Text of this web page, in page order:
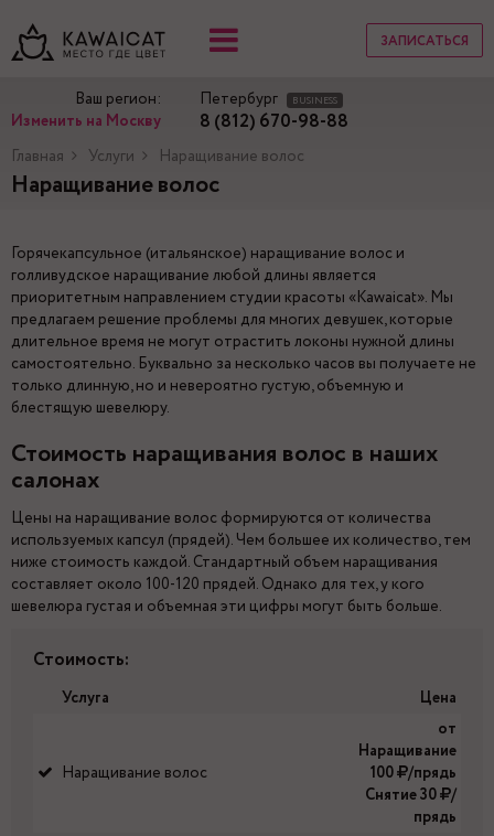
ЗАПИСАТЬСЯ
Ваш регион:
Изменить на Москву
Петербург BUSINESS
8 (812) 670-98-88
Главная Услуги Наращивание волос
Наращивание волос
Горячекапсульное (итальянское) наращивание волос и
голливудское наращивание любой длины является
приоритетным направлением студии красоты «Kawaicat». Мы
предлагаем решение проблемы для многих девушек, которые
длительное время не могут отрастить локоны нужной длины
самостоятельно. Буквально за несколько часов вы получаете не
только длинную, но и невероятно густую, объемную и
блестящую шевелюру.
Стоимость наращивания волос в наших
салонах
Цены на наращивание волос формируются от количества
используемых капсул (прядей). Чем большее их количество, тем
ниже стоимость каждой. Стандартный объем наращивания
составляет около 100-120 прядей. Однако для тех, у кого
шевелюра густая и объемная эти цифры могут быть больше.
Стоимость:
Услуга Цена
Наращивание волос
от
Наращивание
100
/прядь
Снятие 30
/
прядь